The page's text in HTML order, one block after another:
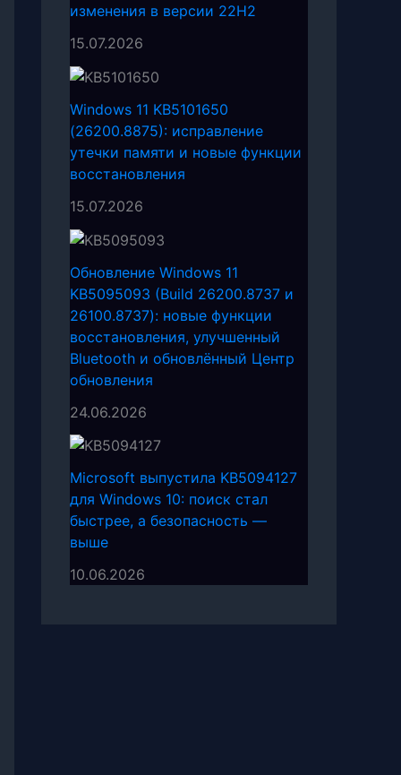
изменения в версии 22H2
15.07.2026
Windows 11 KB5101650
(26200.8875): исправление
утечки памяти и новые функции
восстановления
15.07.2026
Обновление Windows 11
KB5095093 (Build 26200.8737 и
26100.8737): новые функции
восстановления, улучшенный
Bluetooth и обновлённый Центр
обновления
24.06.2026
Microsoft выпустила KB5094127
для Windows 10: поиск стал
быстрее, а безопасность —
выше
10.06.2026